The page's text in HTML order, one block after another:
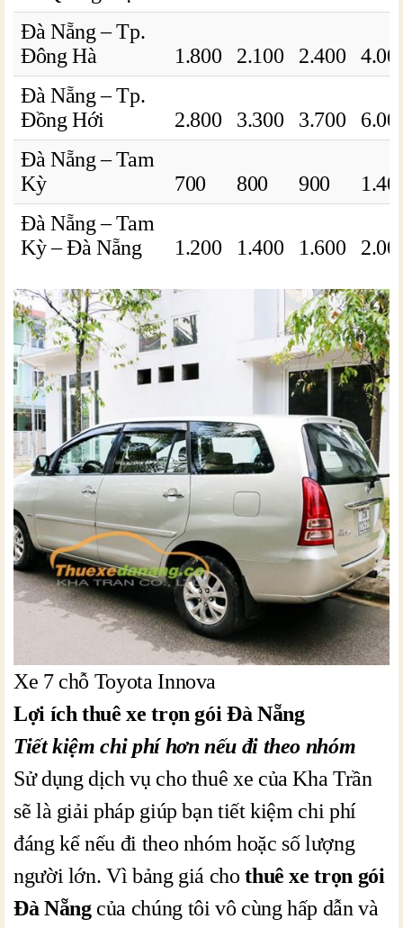
Đà Nẵng – Tp.
Đông Hà
1.800 2.100 2.400
Đà Nẵng – Tp.
Đồng Hới
2.800 3.300 3.700
Đà Nẵng – Tam
Kỳ
700 800 900
Đà Nẵng – Tam
Kỳ – Đà Nẵng
1.200 1.400 1.600
Xe 7 chỗ Toyota Innova
Lợi ích thuê xe trọn gói Đà Nẵng
Tiết kiệm chi phí hơn nếu đi theo nhóm
Sử dụng dịch vụ cho thuê xe của Kha Trần
sẽ là giải pháp giúp bạn tiết kiệm chi phí
đáng kể nếu đi theo nhóm hoặc số lượng
người lớn. Vì bảng giá chothuê xe trọn gói
Đà Nẵngcủa chúng tôi vô cùng hấp dẫn và